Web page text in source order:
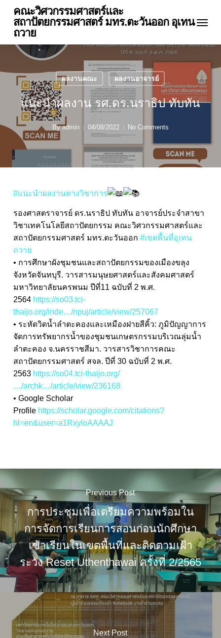
main
content
คณะวิศวกรรมศาสตร์และ
สถาปัตยกรรมศาสตร์ มทร.ตะวันออก อุเทน
ถวาย
Menu
ผลงานคณะ ผลงานอาจารย์
แนะนำผลงาน รศ.ดร.นราธิป ทับทัน
By admin 04/08/2022 No Comments
#แนะนำผลงานทางวิชาการ
รองศาสตราจารย์ ดร.นราธิป ทับทัน อาจารย์ประจำสาขา
วิชาเทคโนโลยีสถาปัตยกรรม คณะวิศวกรรมศาสตร์และ
สถาปัตยกรรมศาสตร์ มทร.ตะวันออก #เขตพื้นที่อุเทน
ถวาย
• การศึกษาผังชุมชนและสถาปัตยกรรมของเมืองขลุง
จังหวัดจันทบุรี. วารสารมนุษยศาสตร์และสังคมศาสตร์
มหาวิทยาลัยนครพนม ปีที่11 ฉบับที่ 2 พ.ศ.
2564 https://so03.tci-
thaijo.org/inde…/npuj/article/view/257067
• ระหัดวิดน้ำลำตะคองและเหมืองฝายสีคิ้ว: ภูมิปัญญาการ
จัดการทรัพยากรน้ำของชุมชนเกษตรกรรมบริเวณลุ่มน้ำ
ลำตะคอง จ.นครราชสีมา. วารสารวิชาการคณะ
สถาปัตยกรรมศาสตร์ สจล. ปีที่ 30 ฉบับที่ 2 พ.ศ.
2563 https://so04.tci-thaijo.org/
…/archk…/article/view/236168
• Google Scholar
Profile https://scholar.google.com/citations?
hl=en&user=a1RxyloAAAAJ
Previous Post
การประชุมเพื่อเตรียมความพร้อมใน
การจัดการเรียนการสอนก่อนนักศึกษา
เข้าเรียนในเขตพื้นที่และติดตามเฝ้า
ระวัง Reset Uthenthawai ครั้งที่ 2/2565
Next Post